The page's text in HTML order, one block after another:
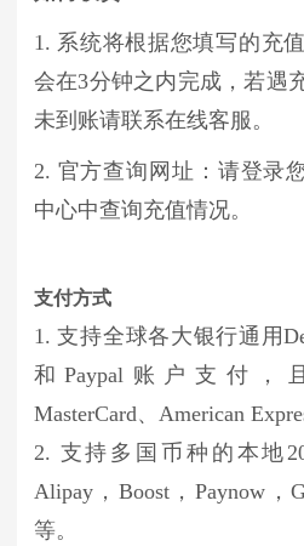
1. 系统将根据您填写的充
会在3分钟之内完成，若遇
未到账请联系在线客服。
2. 官方查询网址：请登录
中心中查询充值情况。
支付方式
1. 支持全球各大银行通用
和Paypal账户支付，
MasterCard、American
2. 支持多国币种的本地
Alipay，Boost，Paynow，
等。